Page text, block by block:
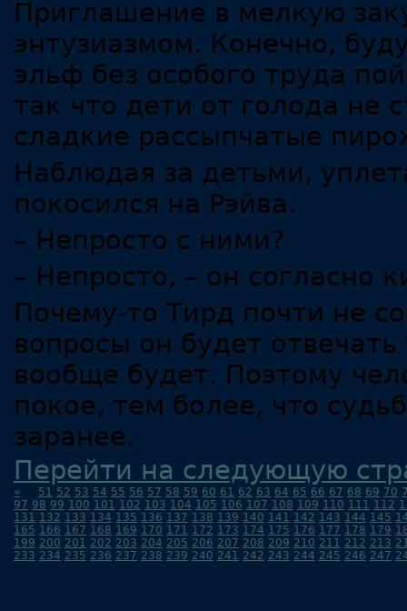
Приглашение в мелкую
энтузиазмом. Конечно,
эльф без особого труда
так что дети от голода не
сладкие рассыпчатые
Наблюдая за детьми,
покосился на Рэйва.
– Непросто с ними?
– Непросто, – он согласно
Почему-то Тирд почти не
вопросы он будет
вообще будет. Поэтому
покое, тем более, что
заранее.
Перейти на следующую
« ... 51 52 53 54 55 56 57 58 59 60 61 62 63 64 65 66 67 68 69 70
97 98 99 100 101 102 103 104 105 106 107 108 109 110 111 112
131 132 133 134 135 136 137 138 139 140 141 142 143 144 145
165 166 167 168 169 170 171 172 173 174 175 176 177 178 179
199 200 201 202 203 204 205 206 207 208 209 210 211 212 213
233 234 235 236 237 238 239 240 241 242 243 244 245 246 247